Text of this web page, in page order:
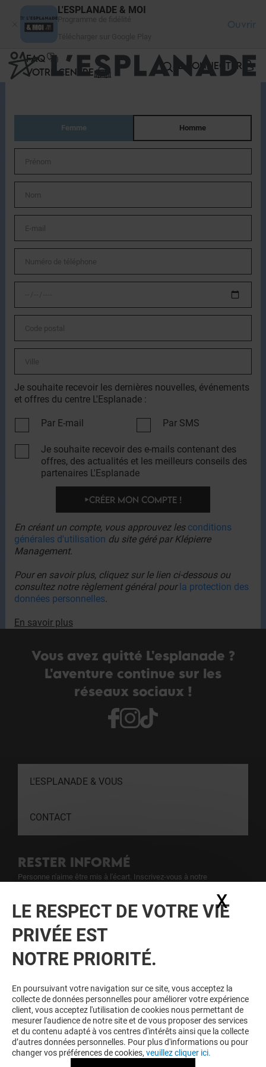
L'ESPLANADE & MOI
Ouvrir
FAQ
VOTRE CENTRE
SE CONNECTER
Femme Homme
Je souhaite recevoir les dernières nouvelles, événements
et offres du centre L'Esplanade :
Par E-mail Par SMS
Je souhaite recevoir des e-mails contenant des
offres, des actualités et les meilleurs conseils des
partenaires L'Esplanade
CRÉER MON COMPTE !
En créant un compte, vous approuvez les conditions
générales d'utilisation du site géré par Klépierre
Management.
Pour en savoir plus, cliquez sur le lien ci-dessous ou
consultez notre règlement général pourla protection des
données personnelles.
En savoir plus
Vous avez quitté L'esplanade ?
L'aventure continue sur les
réseaux sociaux !
L'ESPLANADE & VOUS
CONTACT
RESTER INFORMÉ
Personne n'aime être mis à l'écart. Inscrivez-vous à notre
Voir notre politique de protection des
données personelles.
FIDELE
Devenez membre de L'esplanade pour bénéficier
d'avantages, d'offres et de services exclusifs dans
votre Centre Commercial L'esplanade et chez nos
partenaires.
Panneau de gestion des cookies
LE RESPECT DE VOTRE VIE
PRIVÉE EST
NOTRE PRIORITÉ.
En poursuivant votre navigation sur ce site, vous acceptez la
collecte de données personnelles pour améliorer votre expérience
client, vous acceptez l'utilisation de cookies nous permettant de
mesurer l'audience de notre site et de vous proposer des services
et du contenu adapté à vos centres d'intérêts ainsi que la collecte
d’autres données personnelles. Pour plus d'informations ou pour
changer vos préférences de cookies, veuillez cliquer ici.
X